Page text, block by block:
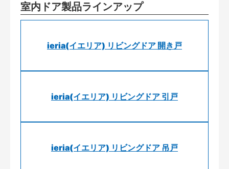
室内ドア製品ラインアップ
ieria(イエリア) リビングドア 開き戸
ieria(イエリア) リビングドア 引戸
ieria(イエリア) リビングドア 吊戸